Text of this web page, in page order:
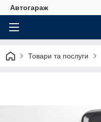
Автогараж
Товари та послуги